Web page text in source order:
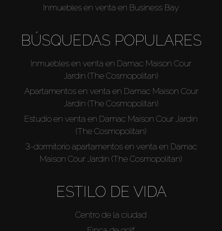
Inmuebles en venta en Business Bay
BÚSQUEDAS POPULARES
Inmuebles en venta en Damac Maison Cour
Jardin (The Cosmopolitan)
Apartamentos en venta en Damac Maison Cour
Jardin (The Cosmopolitan)
Estudio en venta en Damac Maison Cour Jardin
(The Cosmopolitan)
3-dormitorio apartamentos en venta en Damac
Maison Cour Jardin (The Cosmopolitan)
ESTILO DE VIDA
Centro de la ciudad